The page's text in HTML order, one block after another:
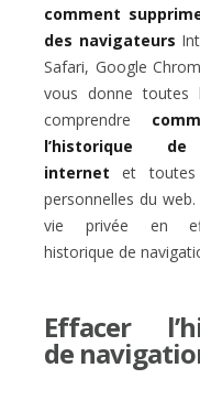
comment
des navigateurs
Safari, Google
vous donne toutes
comprendre
l’historique
internet et toutes
personnelles du
vie privée en
historique de
Effacer
de